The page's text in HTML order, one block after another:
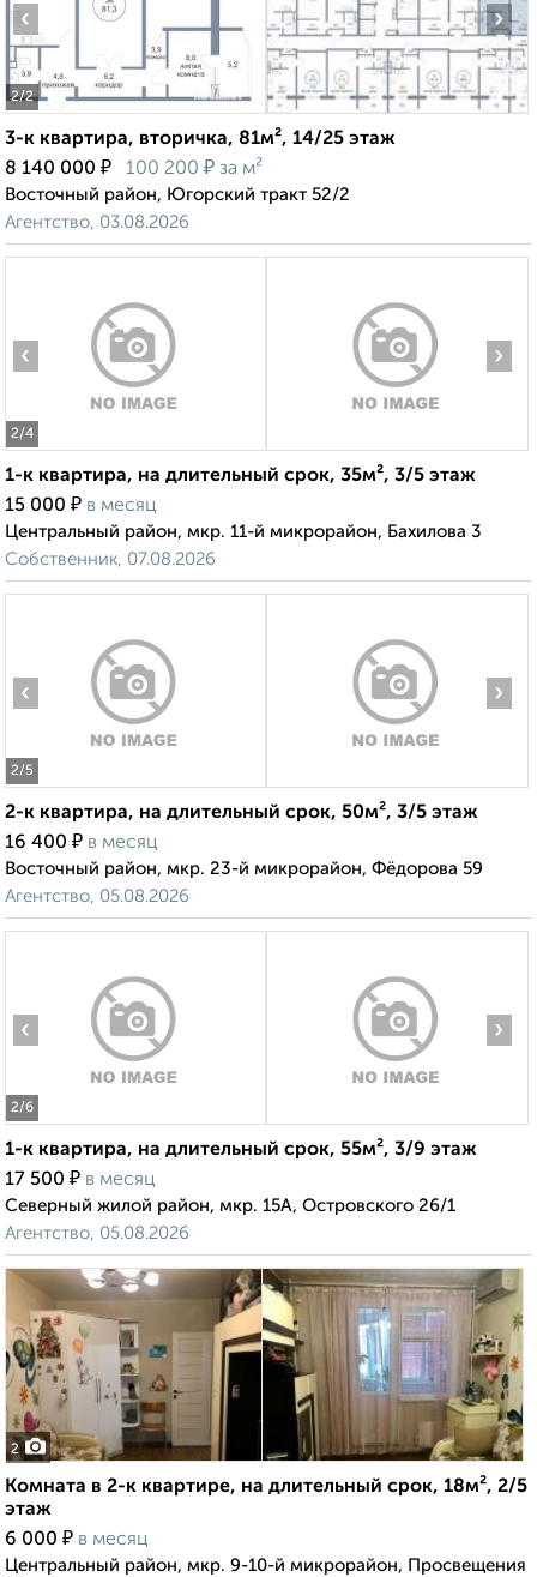
2/2
‹ ›
3-к квартира, вторичка, 81м², 14/25 этаж
8 140 000 ₽ 100 200 ₽ за м²
Восточный район, Югорский тракт 52/2
Агентство, 03.08.2026
2/4
‹ ›
1-к квартира, на длительный срок, 35м², 3/5 этаж
15 000 ₽ в месяц
Центральный район, мкр. 11-й микрорайон, Бахилова 3
Собственник, 07.08.2026
2/5
‹ ›
2-к квартира, на длительный срок, 50м², 3/5 этаж
16 400 ₽ в месяц
Восточный район, мкр. 23-й микрорайон, Фёдорова 59
Агентство, 05.08.2026
2/6
‹ ›
1-к квартира, на длительный срок, 55м², 3/9 этаж
17 500 ₽ в месяц
Северный жилой район, мкр. 15А, Островского 26/1
Агентство, 05.08.2026
2
Комната в 2-к квартире, на длительный срок, 18м², 2/5
этаж
6 000 ₽ в месяц
Центральный район, мкр. 9-10-й микрорайон, Просвещения